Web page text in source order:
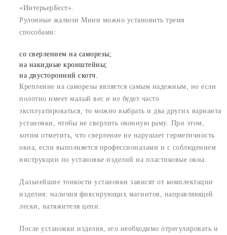
«ИнтерьерБест».
Рулонные жалюзи Мини можно установить тремя
способами:
со сверлением на саморезы;
на накидные кронштейны;
на двусторонний скотч.
Крепление на саморезы является самым надежным, но если
полотно имеет малый вес и не будет часто
эксплуатироваться, то можно выбрать и два других варианта
установки, чтобы не сверлить оконную раму. При этом,
хотим отметить, что сверление не нарушает герметичность
окна, если выполняется профессионалами и с соблюдением
инструкции по установке изделий на пластиковые окна.
Дальнейшие тонкости установки зависят от комплектации
изделия: наличия фиксирующих магнитов, направляющей
лески, натяжителя цепи.
После установки изделия, его необходимо отрегулировать и